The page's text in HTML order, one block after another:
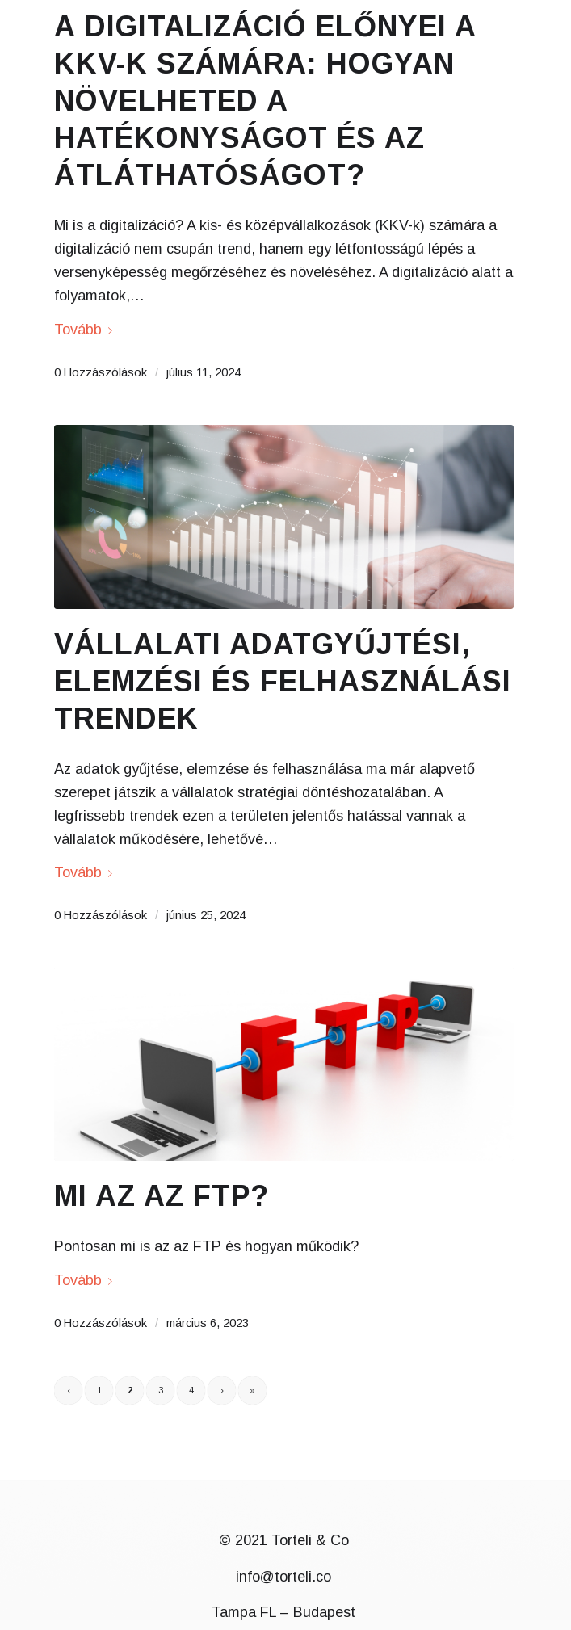
A DIGITALIZÁCIÓ ELŐNYEI A
KKV-K SZÁMÁRA: HOGYAN
NÖVELHETED A
HATÉKONYSÁGOT ÉS AZ
ÁTLÁTHATÓSÁGOT?
Mi is a digitalizáció? A kis- és középvállalkozások (KKV-k) számára a
digitalizáció nem csupán trend, hanem egy létfontosságú lépés a
versenyképesség megőrzéséhez és növeléséhez. A digitalizáció alatt a
folyamatok,…
Tovább
0 Hozzászólások / július 11, 2024
VÁLLALATI ADATGYŰJTÉSI,
ELEMZÉSI ÉS FELHASZNÁLÁSI
TRENDEK
Az adatok gyűjtése, elemzése és felhasználása ma már alapvető
szerepet játszik a vállalatok stratégiai döntéshozatalában. A
legfrissebb trendek ezen a területen jelentős hatással vannak a
vállalatok működésére, lehetővé…
Tovább
0 Hozzászólások / június 25, 2024
MI AZ AZ FTP?
Pontosan mi is az az FTP és hogyan működik?
Tovább
0 Hozzászólások / március 6, 2023
‹ 1 2 3 4 › »
© 2021 Torteli & Co
info@torteli.co
Tampa FL – Budapest